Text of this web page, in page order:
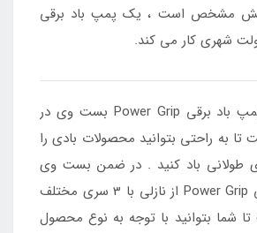
مشخص است ، یک پمپ باد برقی
سیم بلندی برای پمپ باد برقی Power Grip بست وی در
تا به راحتی بتوانید محصولات بادی را
طولانی باد کنید . در ضمن بست وی
برای پمپ باد برقی Power Grip از نازلی با 3 سری مختلف
شما بتوانید با توجه به نوع محصول